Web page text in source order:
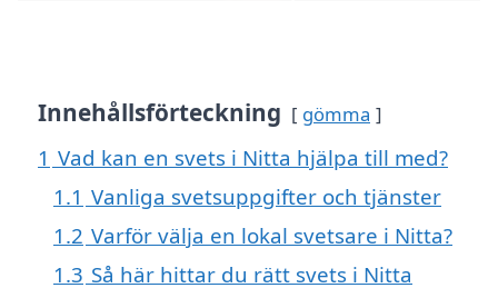
Innehållsförteckning gömma
1 Vad kan en svets i Nitta hjälpa till med?
1.1 Vanliga svetsuppgifter och tjänster
1.2 Varför välja en lokal svetsare i Nitta?
1.3 Så här hittar du rätt svets i Nitta